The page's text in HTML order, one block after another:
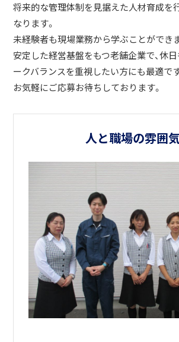
将来的な管理体制を見据えた人材育成を
なります。
未経験者も現場業務から学ぶことができ
安定した経営基盤をもつ老舗企業で、休日
ークバランスを重視したい方にも最適です
お気軽にご応募お待ちしております。
人と職場の雰囲